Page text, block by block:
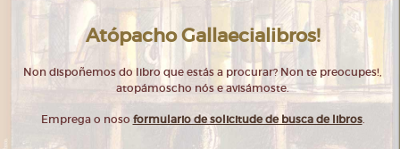
Atópacho Gallaecialibros!
Non dispoñemos do libro que estás a procurar? Non te preocupes!,
atopámoscho nós e avisámoste.
Emprega o noso formulario de solicitude de busca de libros.